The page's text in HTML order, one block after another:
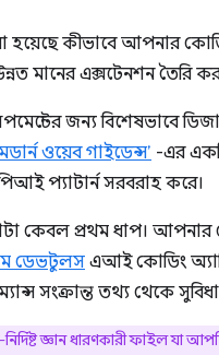
করা হয়েছে কীভাবে
মানের এক্সটেনশন তৈরি
জন্য বিশেষভাবে
ওয়েব গাইডেন্স’ -এর
প্যাটার্ন সরবরাহ করে।
কেবল প্রথম ধাপ।
ডেভটুলস এআই কোডিং
সংক্রান্ত তথ্য থেকে
জ্ঞান ধারণকারী ফাইল